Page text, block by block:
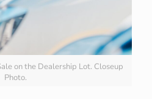
on the Dealership Lot. Closeup
Photo.